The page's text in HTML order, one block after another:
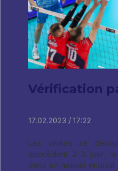
Vérification
17.02.2023 / 17:22
Les visites se
succèdent 2-3 jour,
dans un nouvel